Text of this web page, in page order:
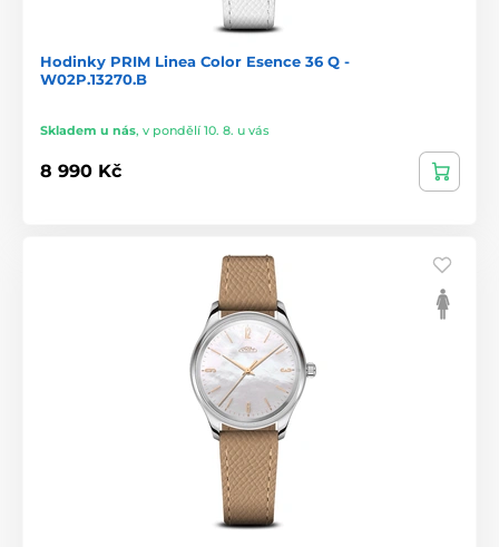
Hodinky PRIM Linea Color Esence 36 Q -
W02P.13270.B
Skladem u nás, v pondělí 10. 8. u vás
8 990 Kč